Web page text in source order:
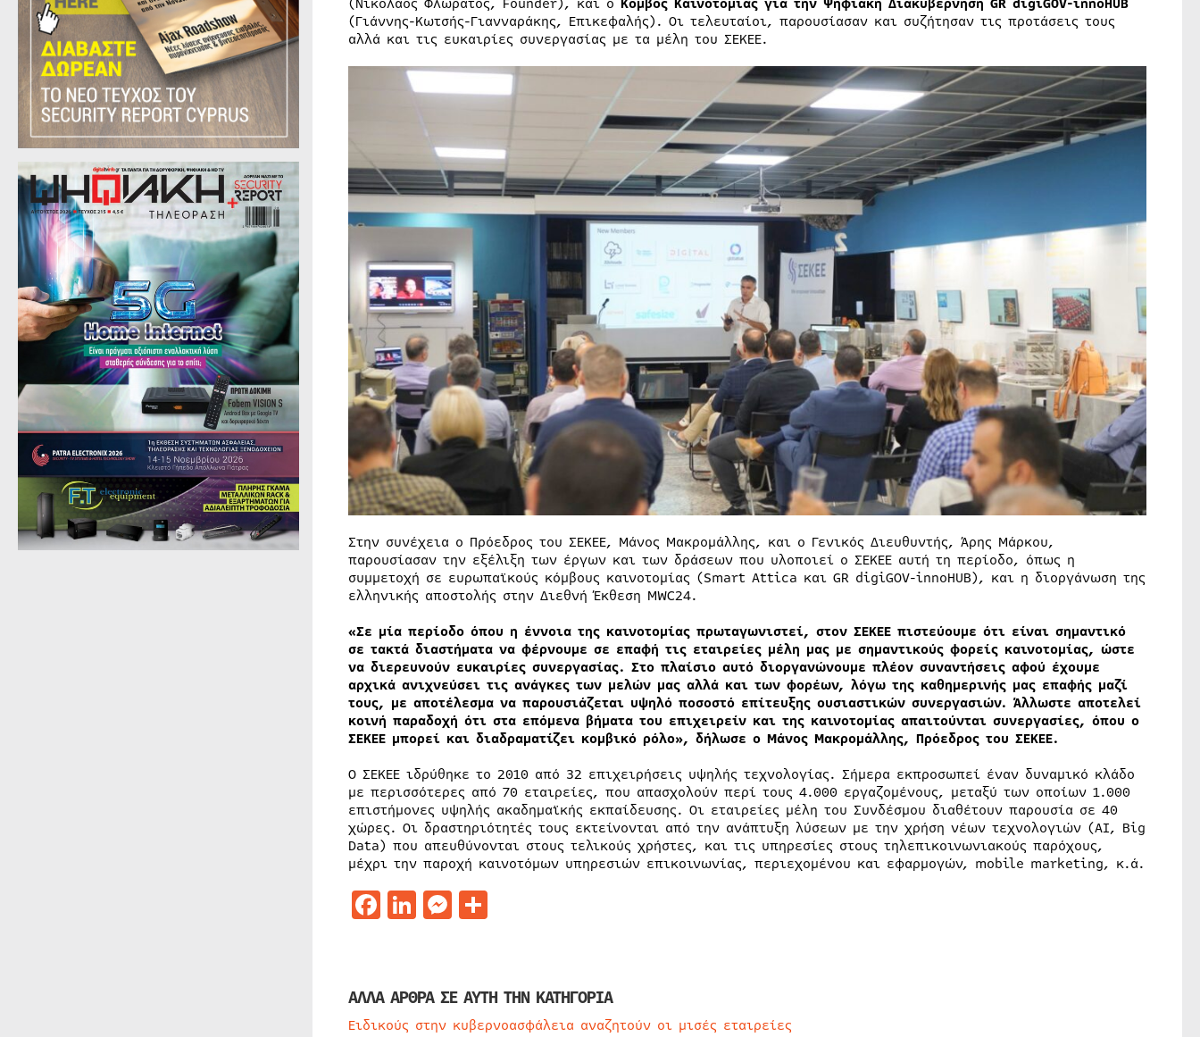
(Γιάννης-Κωτσής-Γιανναράκης, Επικεφαλής). Οι τελευταίοι, παρουσίασαν και συζήτησαν τις προτάσεις τους
αλλά και τις ευκαιρίες συνεργασίας με τα μέλη του ΣΕΚΕΕ.
Στην συνέχεια ο Πρόεδρος του ΣΕΚΕΕ, Μάνος Μακρομάλλης, και ο Γενικός Διευθυντής, Άρης Μάρκου,
παρουσίασαν την εξέλιξη των έργων και των δράσεων που υλοποιεί ο ΣΕΚΕΕ αυτή τη περίοδο, όπως η
συμμετοχή σε ευρωπαϊκούς κόμβους καινοτομίας (Smart Attica και GR digiGOV-innoHUB), και η διοργάνωση της
ελληνικής αποστολής στην Διεθνή Έκθεση MWC24.
«Σε μία περίοδο όπου η έννοια της καινοτομίας πρωταγωνιστεί, στον ΣΕΚΕΕ πιστεύουμε ότι είναι σημαντικό
σε τακτά διαστήματα να φέρνουμε σε επαφή τις εταιρείες μέλη μας με σημαντικούς φορείς καινοτομίας, ώστε
να διερευνούν ευκαιρίες συνεργασίας. Στο πλαίσιο αυτό διοργανώνουμε πλέον συναντήσεις αφού έχουμε
αρχικά ανιχνεύσει τις ανάγκες των μελών μας αλλά και των φορέων, λόγω της καθημερινής μας επαφής μαζί
τους, με αποτέλεσμα να παρουσιάζεται υψηλό ποσοστό επίτευξης ουσιαστικών συνεργασιών. Άλλωστε αποτελεί
κοινή παραδοχή ότι στα επόμενα βήματα του επιχειρείν και της καινοτομίας απαιτούνται συνεργασίες, όπου ο
ΣΕΚΕΕ μπορεί και διαδραματίζει κομβικό ρόλο», δήλωσε ο Μάνος Μακρομάλλης, Πρόεδρος του ΣΕΚΕΕ.
Ο ΣΕΚΕΕ ιδρύθηκε το 2010 από 32 επιχειρήσεις υψηλής τεχνολογίας. Σήμερα εκπροσωπεί έναν δυναμικό κλάδο
με περισσότερες από 70 εταιρείες, που απασχολούν περί τους 4.000 εργαζομένους, μεταξύ των οποίων 1.000
επιστήμονες υψηλής ακαδημαϊκής εκπαίδευσης. Οι εταιρείες μέλη του Συνδέσμου διαθέτουν παρουσία σε 40
χώρες. Οι δραστηριότητές τους εκτείνονται από την ανάπτυξη λύσεων με την χρήση νέων τεχνολογιών (AI, Big
Data) που απευθύνονται στους τελικούς χρήστες, και τις υπηρεσίες στους τηλεπικοινωνιακούς παρόχους,
μέχρι την παροχή καινοτόμων υπηρεσιών επικοινωνίας, περιεχομένου και εφαρμογών, mobile marketing, κ.ά.
Facebook
LinkedIn
Messenger
Μοιραστείτε
ΑΛΛΑ ΑΡΘΡΑ ΣΕ ΑΥΤΗ ΤΗΝ ΚΑΤΗΓΟΡΙΑ
Ειδικούς στην κυβερνοασφάλεια αναζητούν οι μισές εταιρείες